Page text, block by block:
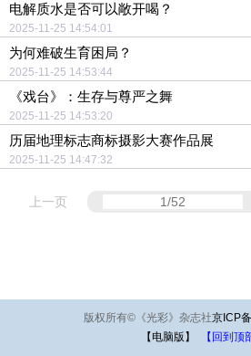
电解质水是否可以敞开喝？
2025-11-25 14:54:01
为何难破生育困局？
2025-11-25 14:53:44
《戏台》：生存与尊严之舞
2025-11-25 14:53:20
历届地理标志商标摄影大赛作品展
2025-11-25 14:47:32
上一页
版权所有© 《光彩》杂志社京ICP
【电脑版】
【回到顶